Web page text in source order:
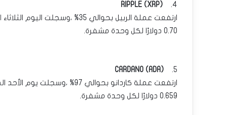
4.
RIPPLE (XRP)
0.70 دولارًا لكل وحدة مشفرة.
5.
CARDANO (ADA)
0.659 دولارًا لكل وحدة مشفرة.